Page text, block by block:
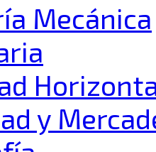
Mecánica
y